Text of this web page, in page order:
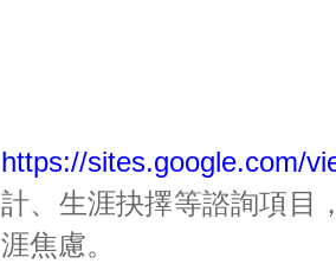
https://sites.google.com/
計、生涯抉擇等諮詢項目
涯焦慮。